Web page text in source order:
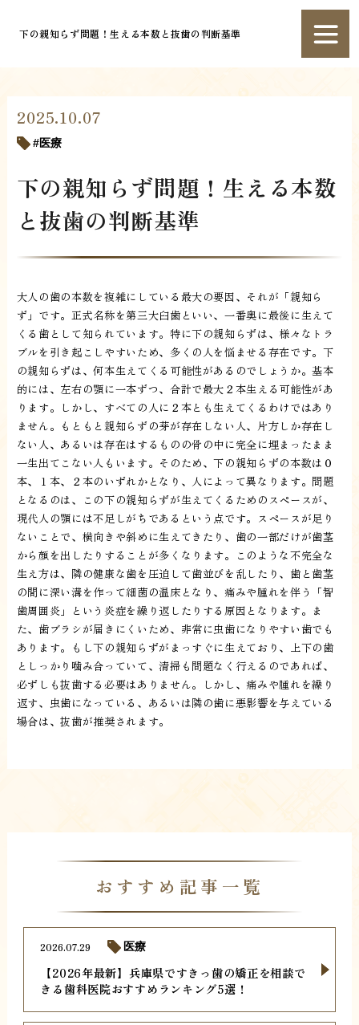
下の親知らず問題！生える本数と抜歯の判断基準
2025.10.07
医療
下の親知らず問題！生える本数
と抜歯の判断基準
大人の歯の本数を複雑にしている最大の要因、それが「親知ら
ず」です。正式名称を第三大臼歯といい、一番奥に最後に生えて
くる歯として知られています。特に下の親知らずは、様々なトラ
ブルを引き起こしやすいため、多くの人を悩ませる存在です。下
の親知らずは、何本生えてくる可能性があるのでしょうか。基本
的には、左右の顎に一本ずつ、合計で最大２本生える可能性があ
ります。しかし、すべての人に２本とも生えてくるわけではあり
ません。もともと親知らずの芽が存在しない人、片方しか存在し
ない人、あるいは存在はするものの骨の中に完全に埋まったまま
一生出てこない人もいます。そのため、下の親知らずの本数は０
本、１本、２本のいずれかとなり、人によって異なります。問題
となるのは、この下の親知らずが生えてくるためのスペースが、
現代人の顎には不足しがちであるという点です。スペースが足り
ないことで、横向きや斜めに生えてきたり、歯の一部だけが歯茎
から顔を出したりすることが多くなります。このような不完全な
生え方は、隣の健康な歯を圧迫して歯並びを乱したり、歯と歯茎
の間に深い溝を作って細菌の温床となり、痛みや腫れを伴う「智
歯周囲炎」という炎症を繰り返したりする原因となります。ま
た、歯ブラシが届きにくいため、非常に虫歯になりやすい歯でも
あります。もし下の親知らずがまっすぐに生えており、上下の歯
としっかり噛み合っていて、清掃も問題なく行えるのであれば、
必ずしも抜歯する必要はありません。しかし、痛みや腫れを繰り
返す、虫歯になっている、あるいは隣の歯に悪影響を与えている
場合は、抜歯が推奨されます。
おすすめ記事一覧
【2026年最新】兵庫県ですきっ歯の矯正を相談で
きる歯科医院おすすめランキング5選！
2026.07.29 医療